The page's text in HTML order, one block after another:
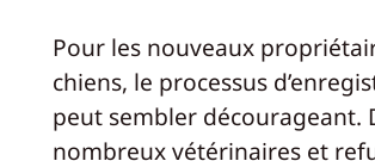
Pour les nouveaux
chiens, le processus
peut sembler décourageant.
nombreux vétérinaires et